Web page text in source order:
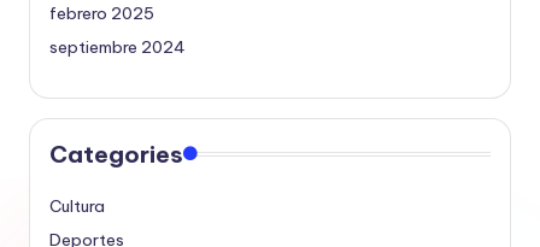
febrero 2025
septiembre 2024
Categories
Cultura
Deportes